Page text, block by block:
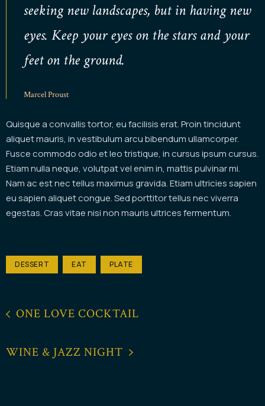
seeking new landscapes, but in having new
eyes. Keep your eyes on the stars and your
feet on the ground.
Marcel Proust
Quisque a convallis tortor, eu facilisis erat. Proin tincidunt
aliquet mauris, in vestibulum arcu bibendum ullamcorper.
Fusce commodo odio et leo tristique, in cursus ipsum cursus.
Etiam nulla neque, volutpat vel enim in, mattis pulvinar mi.
Nam ac est nec tellus maximus gravida. Etiam ultricies sapien
eu sapien aliquet congue. Sed porttitor tellus nec viverra
egestas. Cras vitae nisi non mauris ultrices fermentum.
DESSERT EAT PLATE
ONE LOVE COCKTAIL
WINE & JAZZ NIGHT